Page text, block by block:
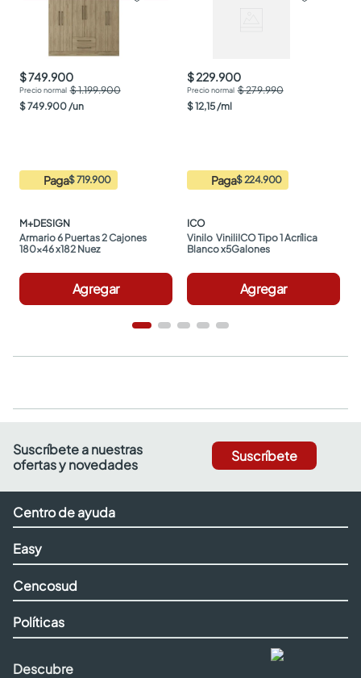
$ 749.900
$ 1.199.900
$749.900 /un
Paga$ 719.900
M+DESIGN
Armario 6 Puertas 2 Cajones
180x46 x182 Nuez
Agregar
$ 229.900
$ 279.990
$12,15 /ml
Paga$ 224.900
ICO
Vinilo  ViniliICO Tipo 1 Acrílica
Blanco x5Galones
Agregar
Suscríbete a nuestras
ofertas y novedades
Suscríbete
Centro de ayuda
Easy
Cencosud
Políticas
Descubre